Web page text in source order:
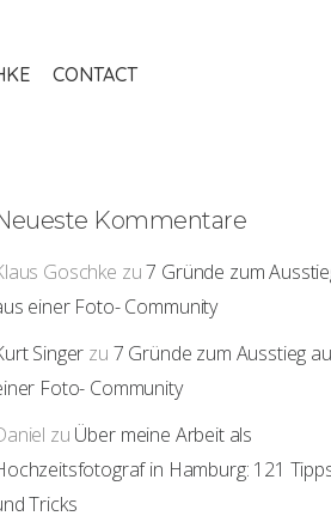
CONTACT
Kommentare
Goschke zu7 Gründe zum
einer Foto- Community
Singer zu 7 Gründe zum Ausstieg
Foto- Community
zu Über meine Arbeit als
in Hamburg: 121
Tricks